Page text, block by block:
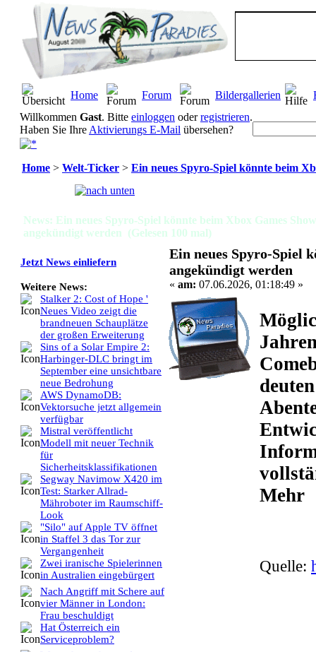
Home Forum Bildergallerien
Willkommen Gast. Bitte einloggen oderregistrieren.
Haben Sie Ihre Aktivierungs E-Mail übersehen?
Home > Welt-Ticker > Ein neues Spyro-Spiel könnte beim
News: Ein neues Spyro-Spiel könnte beim Xbox Games
angekündigt werden (Gelesen 100 mal)
Jetzt News einliefern
Weitere News:
Stalker 2: Cost of Hope '
Neues Video zeigt die
brandneuen Schauplätze
der großen Erweiterung
Sins of a Solar Empire 2:
Harbinger-DLC bringt im
September eine unsichtbare
neue Bedrohung
AWS DynamoDB:
Vektorsuche jetzt allgemein
verfügbar
Mistral veröffentlicht
Modell mit neuer Technik
für
Sicherheitsklassifikationen
Segway Navimow X420 im
Test: Starker Allrad-
Mähroboter im Raumschiff-
Look
"Silo" auf Apple TV öffnet
in Staffel 3 das Tor zur
Vergangenheit
Zwei iranische Spielerinnen
in Australien eingebürgert
Nach Angriff mit Schere auf
vier Männer in London:
Frau beschuldigt
Hat Österreich ein
Serviceproblem?
Ein neues Spyro-Spiel
angekündigt werden
« am: 07.06.2026, 01:18:49 »
Mehr
Quelle: